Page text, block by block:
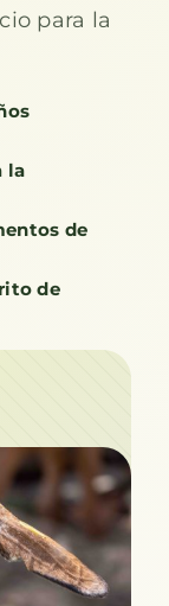
para la
la
de
de